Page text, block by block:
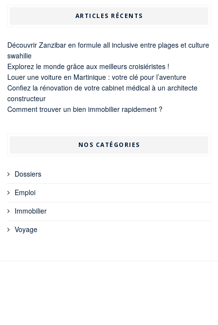
ARTICLES RÉCENTS
Découvrir Zanzibar en formule all inclusive entre plages et culture
swahilie
Explorez le monde grâce aux meilleurs croisiéristes !
Louer une voiture en Martinique : votre clé pour l’aventure
Confiez la rénovation de votre cabinet médical à un architecte
constructeur
Comment trouver un bien immobilier rapidement ?
NOS CATÉGORIES
Dossiers
Emploi
Immobilier
Voyage